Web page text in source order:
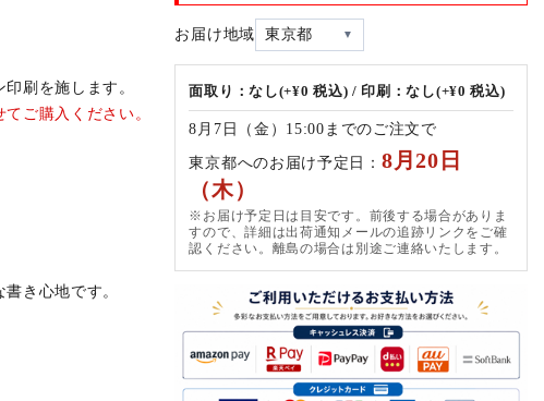
刷を施します。
ご購入ください。
き心地です。
お届け地域 東京都
面取り：なし(+¥0 税込) / 印刷：なし(+¥0 税込)
8月7日（金）15:00までのご注文で
東京都へのお届け予定日： 8月20日
（木）
※お届け予定日は目安です。前後する場合がありま
すので、詳細は出荷通知メールの追跡リンクをご確
認ください。離島の場合は別途ご連絡いたします。